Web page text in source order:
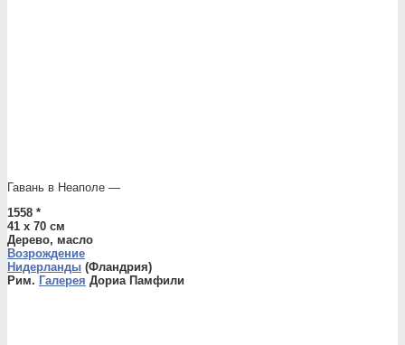
Гавань в Неаполе —
1558 *
41 x 70 см
Дерево, масло
Возрождение
Нидерланды (Фландрия)
Рим. Галерея Дориа Памфили